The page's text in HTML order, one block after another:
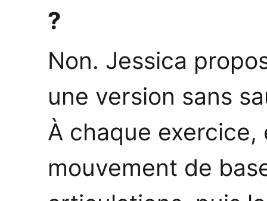
?
Non. Jessica
une version sans
À chaque exercice,
mouvement de